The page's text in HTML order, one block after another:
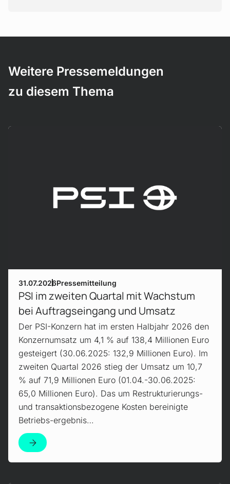
Weitere Pressemeldungen
zu diesem Thema
31.07.2026Pressemitteilung
PSI im zweiten Quartal mit Wachstum
bei Auftragseingang und Umsatz
Der PSI-Konzern hat im ersten Halbjahr 2026 den
Konzernumsatz um 4,1 % auf 138,4 Millionen Euro
gesteigert (30.06.2025: 132,9 Millionen Euro). Im
zweiten Quartal 2026 stieg der Umsatz um 10,7
% auf 71,9 Millionen Euro (01.04.-30.06.2025:
65,0 Millionen Euro). Das um Restrukturierungs-
und transaktionsbezogene Kosten bereinigte
Betriebs-ergebnis…